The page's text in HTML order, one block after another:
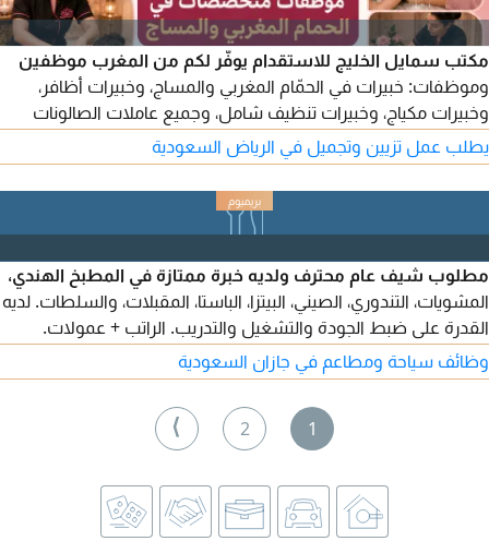
مكتب سمايل الخليج للاستقدام يوفّر لكم من المغرب موظفين
وموظفات: خبيرات في الحمّام المغربي والمساج، وخبيرات أظافر،
وخبيرات مكياج، وخبيرات تنظيف شامل، وجميع عاملات الصالونات
والمراكز بكفاءة عالية. للطلب، يرجى التواصل معنا عبر أرقامنا.
يطلب عمل تزيين وتجميل في الرياض السعودية
مطلوب شيف عام محترف ولديه خبرة ممتازة في المطبخ الهندي،
المشويات، التندوري، الصيني، البيتزا، الباستا، المقبلات، والسلطات. لديه
القدرة على ضبط الجودة والتشغيل والتدريب. الراتب + عمولات.
الموقع: جازان - صامطة.
وظائف سياحة ومطاعم في جازان السعودية
1
2
⟩